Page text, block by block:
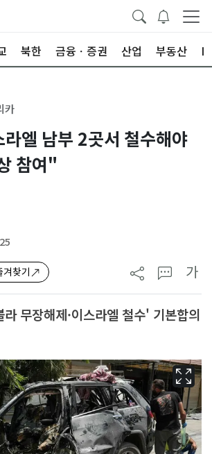
북한 금융ㆍ증권 산업 부동산
카
엘 남부 2곳서 철수해야
참여"
겨찾기 가
무장해제·이스라엘 철수' 기본합의